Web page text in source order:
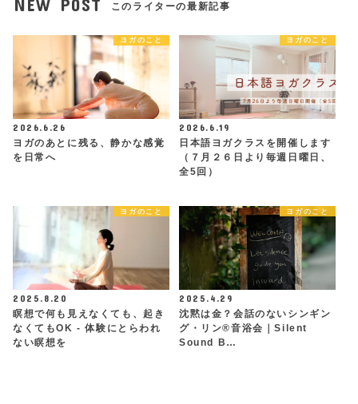
NEW POST このライターの最新記事
ヨガのこと
2026.6.26
ヨガのあとに残る、静かな感覚
を日常へ
ヨガのこと
2026.6.19
日本語ヨガクラスを開催します
（７月２６日より毎週日曜日、
全5回）
ヨガのこと
2025.8.20
瞑想で何も見えなくても、起き
なくてもOK - 体験にとらわれ
ない瞑想を
ヨガのこと
2025.4.29
沈黙は金？会話のないシンギン
グ・リン®︎音浴会｜Silent
Sound B…